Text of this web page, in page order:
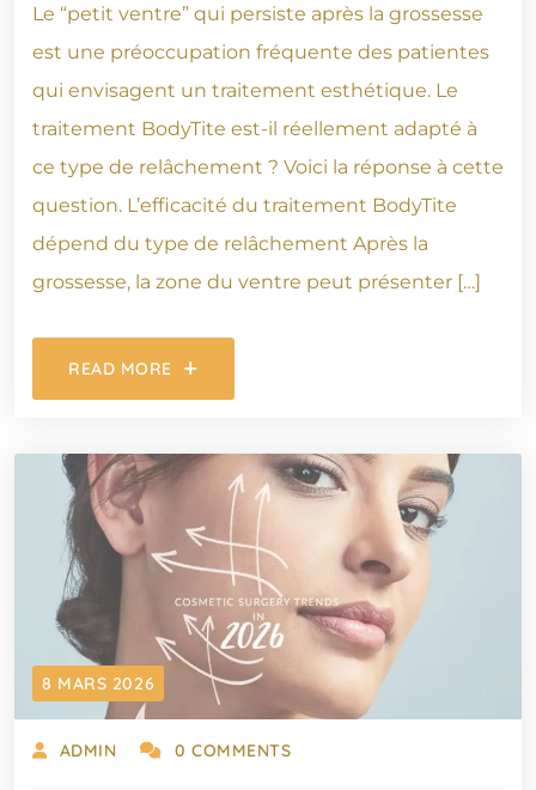
Le “petit ventre” qui persiste après la grossesse
est une préoccupation fréquente des patientes
qui envisagent un traitement esthétique. Le
traitement BodyTite est-il réellement adapté à
ce type de relâchement ? Voici la réponse à cette
question. L’efficacité du traitement BodyTite
dépend du type de relâchement Après la
grossesse, la zone du ventre peut présenter […]
READ MORE
8 MARS 2026
ADMIN 0 COMMENTS